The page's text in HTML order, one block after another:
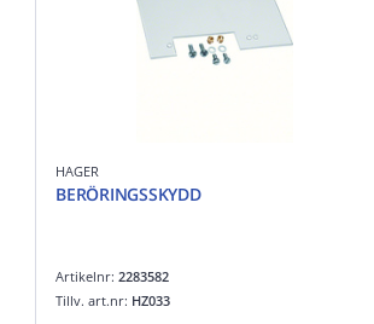
HAGER
BERÖRINGSSKYDD
Artikelnr: 2283582
Tillv. art.nr: HZ033